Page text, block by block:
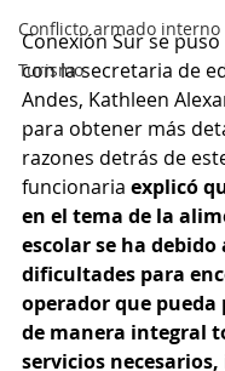
Conflicto armado interno
Turismo
Conexión Sur se
con la secretaria de
Andes, Kathleen
para obtener más
razones detrás de
funcionaria explicó
en el tema de la
escolar se ha debido
dificultades para
operador que
de manera integral
servicios necesarios,